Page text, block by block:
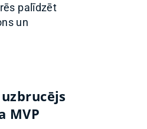
palīdzēt
un
MVP